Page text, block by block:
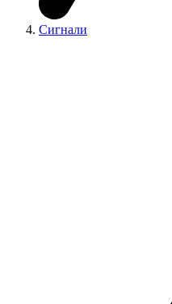
Сигнали